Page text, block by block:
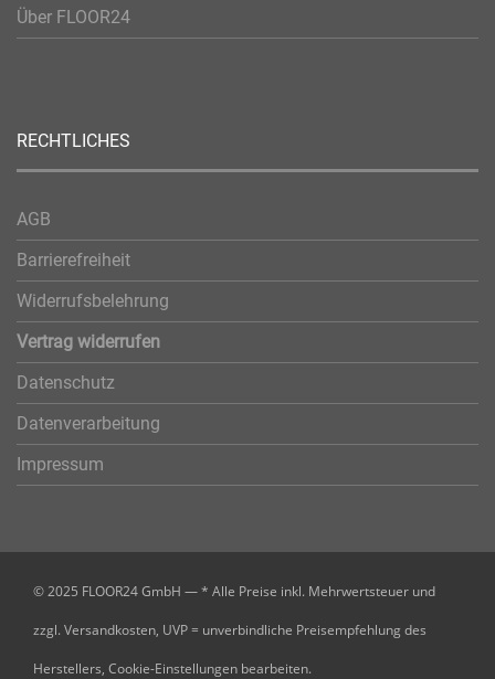
Über FLOOR24
RECHTLICHES
AGB
Barrierefreiheit
Widerrufsbelehrung
Vertrag widerrufen
Datenschutz
Datenverarbeitung
Impressum
© 2025 FLOOR24 GmbH — * Alle Preise inkl. Mehrwertsteuer und
zzgl. Versandkosten, UVP = unverbindliche Preisempfehlung des
Herstellers, Cookie-Einstellungen bearbeiten.